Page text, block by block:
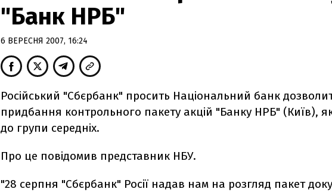
"Банк НРБ"
6 ВЕРЕСНЯ 2007, 16:24
Російський "Сбєрбанк" просить Національний банк
придбання контрольного пакету акцій "Банку НРБ" (Київ),
до групи середніх.
Про це повідомив представник НБУ.
"28 серпня "Сбєрбанк" Росії надав нам на розгляд пакет